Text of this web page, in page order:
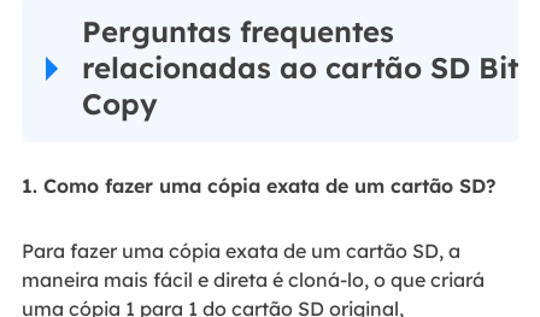
Perguntas frequentes
relacionadas ao cartão SD Bit
Copy
1. Como fazer uma cópia exata de um cartão SD?
Para fazer uma cópia exata de um cartão SD, a
maneira mais fácil e direta é cloná-lo, o que criará
uma cópia 1 para 1 do cartão SD original,